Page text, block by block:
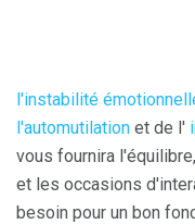
l'instabilité
l'automutilation et de l'
vous fournira
et les occasions
besoin pour un bon